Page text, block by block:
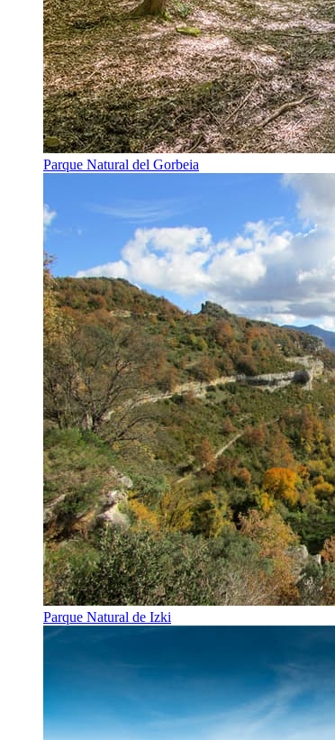
Parque Natural del Gorbeia
Parque Natural de Izki